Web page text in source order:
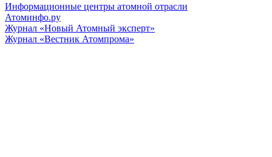
Информационные центры атомной отрасли
Атоминфо.ру
Журнал «Новый Атомный эксперт»
Журнал «Вестник Атомпрома»